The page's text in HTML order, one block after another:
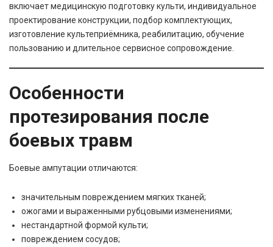
включает медицинскую подготовку культи, индивидуальное
проектирование конструкции, подбор комплектующих,
изготовление культеприёмника, реабилитацию, обучение
пользованию и длительное сервисное сопровождение.
Особенности
протезирования после
боевых травм
Боевые ампутации отличаются:
значительным повреждением мягких тканей;
ожогами и выраженными рубцовыми изменениями;
нестандартной формой культи;
повреждением сосудов;